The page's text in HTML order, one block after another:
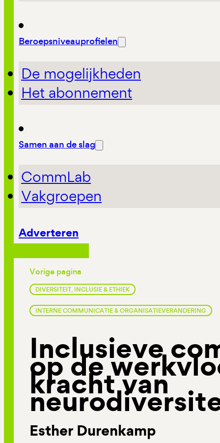
Beroepsniveauprofielen
De mogelijkheden
Het abonnement
Samen aan de slag
CommLab
Vakgroepen
Adverteren
Vorige pagina
DIVERSITEIT, INCLUSIE & ETHIEK
INTERNE COMMUNICATIE & ORGANISATIEVERANDERING
Inclusieve
op de
kracht van
Esther Durenkamp